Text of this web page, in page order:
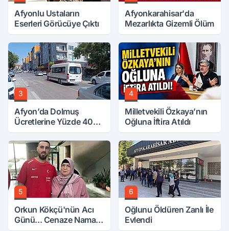
Afyonlu Ustaların
Eserleri Görücüye Çıktı
Afyonkarahisar'da
Mezarlıkta Gizemli Ölüm
3
Afyon’da Dolmuş
Ücretlerine Yüzde 40
4
Milletvekili Özkaya’nın
Oğluna İftira Atıldı
5
Orkun Kökçü'nün Acı
Günü... Cenaze Namazı
6
Oğlunu Öldüren Zanlı İle
Evlendi